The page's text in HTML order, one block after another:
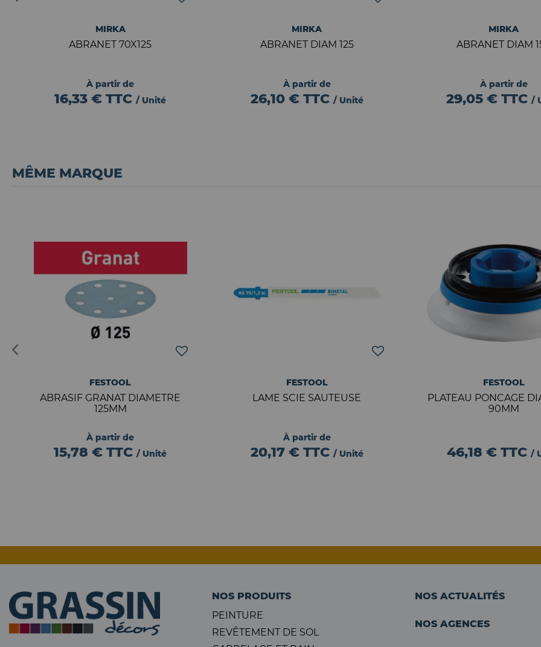
MIRKA
ABRANET 70X125
À partir de
16,33 €TTC / Unité
MIRKA
ABRANET DIAM 125
À partir de
26,10 € TTC / Unité
MIRKA
ABRANET DIAM
À partir de
29,05 € TTC /
MÊME MARQUE
FESTOOL
ABRASIF GRANAT DIAMETRE
125MM
À partir de
15,78 €TTC / Unité
FESTOOL
LAME SCIE SAUTEUSE
À partir de
20,17 € TTC / Unité
FESTOOL
PLATEAU PONCAGE
90MM
46,18 € TTC /
NOS PRODUITS
PEINTURE
REVÊTEMENT DE SOL
NOS ACTUALITÉS
NOS AGENCES